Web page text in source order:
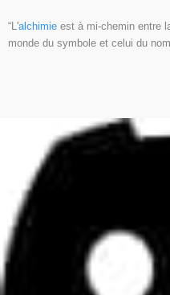
“L'alchimie est à mi-chemin entre
monde du symbole et celui du